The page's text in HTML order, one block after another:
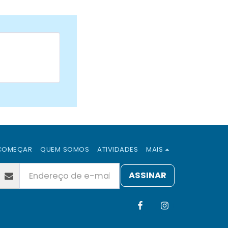
QUEM SOMOS ATIVIDADES MAIS
ASSINAR